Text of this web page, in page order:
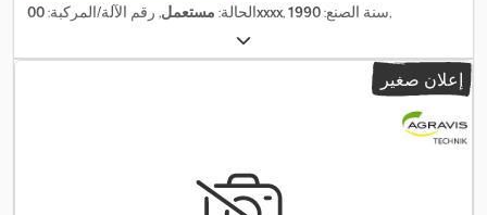
الحالة: مستعمل, رقم الآلة/المركبة: 00xxxx , سنة الصنع:1990 ,
إعلان صغير